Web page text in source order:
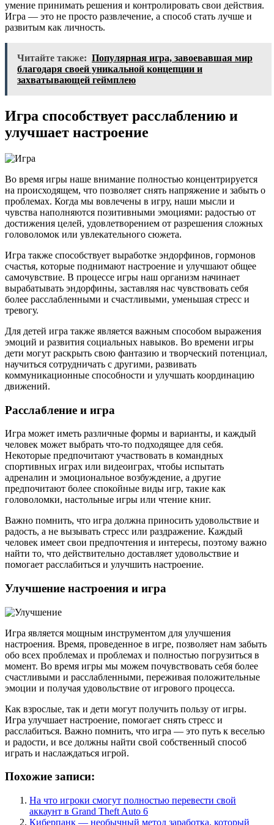
умение принимать решения и контролировать свои действия.
Игра — это не просто развлечение, а способ стать лучше и
развитым как личность.
Читайте также: Популярная игра, завоевавшая мир
благодаря своей уникальной концепции и
захватывающей геймплею
Игра способствует расслаблению и
улучшает настроение
Во время игры наше внимание полностью концентрируется
на происходящем, что позволяет снять напряжение и забыть о
проблемах. Когда мы вовлечены в игру, наши мысли и
чувства наполняются позитивными эмоциями: радостью от
достижения целей, удовлетворением от разрешения сложных
головоломок или увлекательного сюжета.
Игра также способствует выработке эндорфинов, гормонов
счастья, которые поднимают настроение и улучшают общее
самочувствие. В процессе игры наш организм начинает
вырабатывать эндорфины, заставляя нас чувствовать себя
более расслабленными и счастливыми, уменьшая стресс и
тревогу.
Для детей игра также является важным способом выражения
эмоций и развития социальных навыков. Во времени игры
дети могут раскрыть свою фантазию и творческий потенциал,
научиться сотрудничать с другими, развивать
коммуникационные способности и улучшать координацию
движений.
Расслабление и игра
Игра может иметь различные формы и варианты, и каждый
человек может выбрать что-то подходящее для себя.
Некоторые предпочитают участвовать в командных
спортивных играх или видеоиграх, чтобы испытать
адреналин и эмоциональное возбуждение, а другие
предпочитают более спокойные виды игр, такие как
головоломки, настольные игры или чтение книг.
Важно помнить, что игра должна приносить удовольствие и
радость, а не вызывать стресс или раздражение. Каждый
человек имеет свои предпочтения и интересы, поэтому важно
найти то, что действительно доставляет удовольствие и
помогает расслабиться и улучшить настроение.
Улучшение настроения и игра
Игра является мощным инструментом для улучшения
настроения. Время, проведенное в игре, позволяет нам забыть
обо всех проблемах и проблемах и полностью погрузиться в
момент. Во время игры мы можем почувствовать себя более
счастливыми и расслабленными, переживая положительные
эмоции и получая удовольствие от игрового процесса.
Как взрослые, так и дети могут получить пользу от игры.
Игра улучшает настроение, помогает снять стресс и
расслабиться. Важно помнить, что игра — это путь к веселью
и радости, и все должны найти свой собственный способ
играть и наслаждаться игрой.
Похожие записи:
На что игроки смогут полностью перевести свой
аккаунт в Grand Theft Auto 6
Киберпанк — необычный метод заработка, который